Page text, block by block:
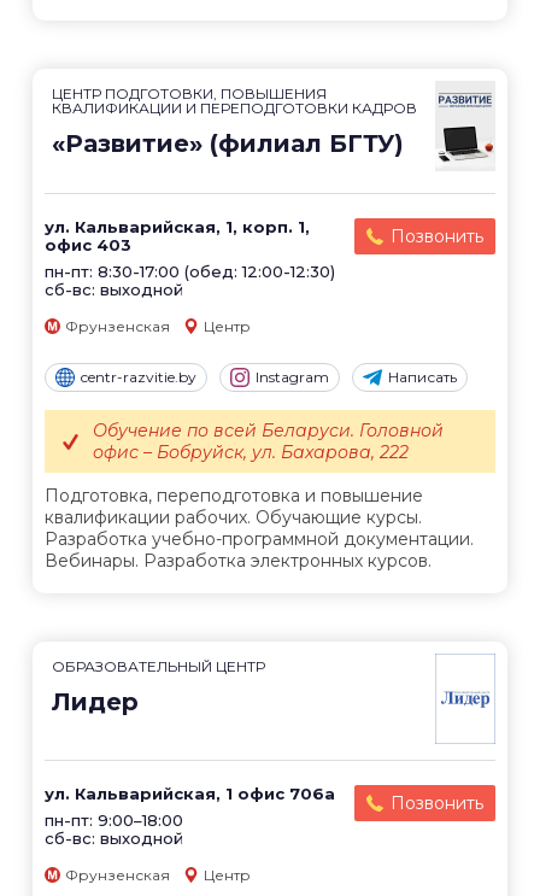
ЦЕНТР ПОДГОТОВКИ, ПОВЫШЕНИЯ
КВАЛИФИКАЦИИ И ПЕРЕПОДГОТОВКИ КАДРОВ
«Развитие» (филиал БГТУ)
ул. Кальварийская, 1, корп. 1,
офис 403
пн-пт: 8:30-17:00 (обед: 12:00-12:30)
сб-вс: выходной
Позвонить
Фрунзенская Центр
centr-razvitie.by Instagram Написать
Подготовка, переподготовка и повышение
квалификации рабочих. Обучающие курсы.
Разработка учебно-программной документации.
Вебинары. Разработка электронных курсов.
Обучение по всей Беларуси. Головной
офис – Бобруйск, ул. Бахарова, 222
ОБРАЗОВАТЕЛЬНЫЙ ЦЕНТР
Лидер
ул. Кальварийская, 1 офис 706а
пн-пт: 9:00–18:00
сб-вс: выходной
Позвонить
Фрунзенская Центр